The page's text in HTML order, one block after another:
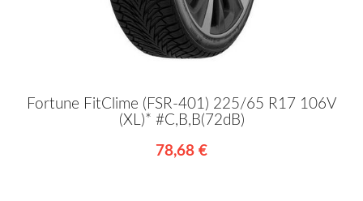
Fortune FitClime (FSR-401) 225/65 R17 106V
(XL)* #C,B,B(72dB)
78,68 €